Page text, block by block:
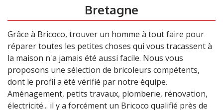
Bretagne
Grâce à Bricoco, trouver un homme à tout faire pour
réparer toutes les petites choses qui vous tracassent à
la maison n'a jamais été aussi facile. Nous vous
proposons une sélection de bricoleurs compétents,
dont le profil a été vérifié par notre équipe.
Aménagement, petits travaux, plomberie, rénovation,
électricité... il y a forcément un Bricoco qualifié près de